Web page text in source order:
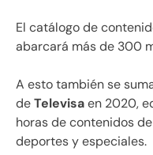
El catálogo de
abarcará más de 300
A esto también se
deTelevisaen 2020,
horas de contenidos
deportes y especiales.